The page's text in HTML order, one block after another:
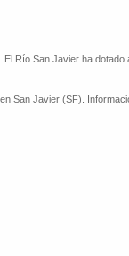
Río San Javier ha dotado
San Javier (SF).